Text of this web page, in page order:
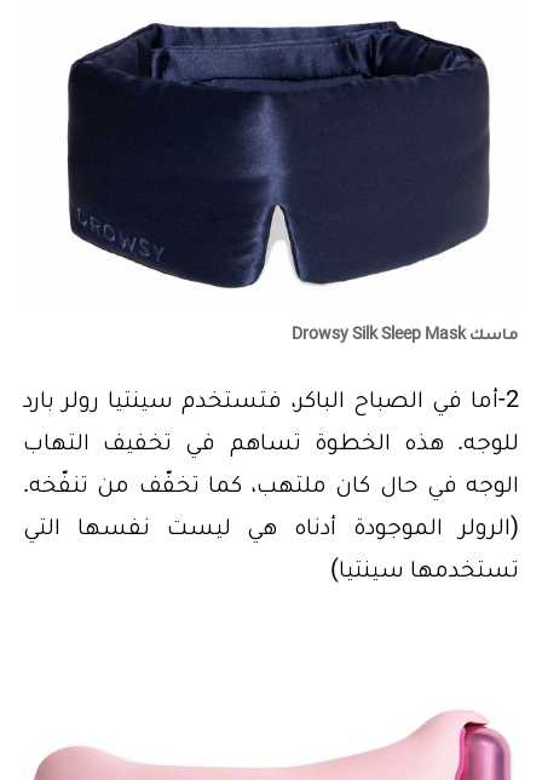
ماسك Drowsy Silk Sleep Mask
2-أما في الصباح الباكر، فتستخدم سينتيا رولر بارد
للوجه. هذه الخطوة تساهم في تخفيف التهاب
الوجه في حال كان ملتهب، كما تخفّف من تنفّخه.
(الرولر الموجودة أدناه هي ليست نفسها التي
تستخدمها سينتيا)